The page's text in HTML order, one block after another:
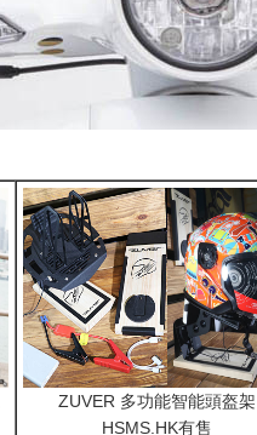
ZUVER 多功能智能頭盔架
HSMS.HK有售